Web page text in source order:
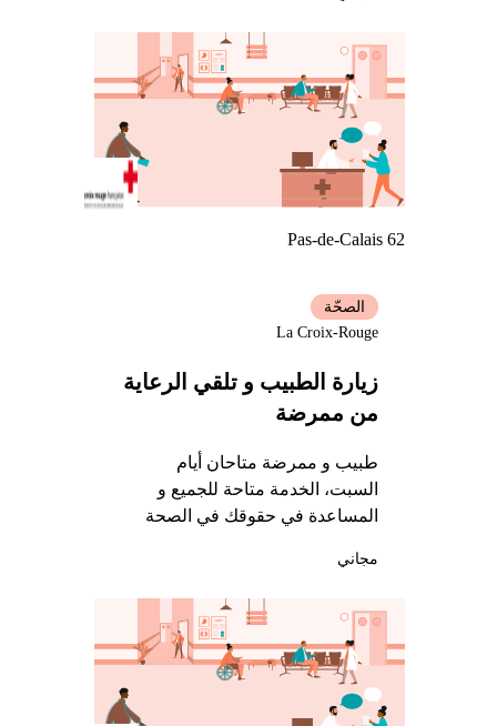
Pas-de-Calais 62
زيارة الطبيب و تلقي الرعاية
من ممرضة
طبيب و ممرضة متاحان أيام
السبت، الخدمة متاحة للجميع و
المساعدة في حقوقك في الصحة
الصحّة
La Croix-Rouge
مجاني